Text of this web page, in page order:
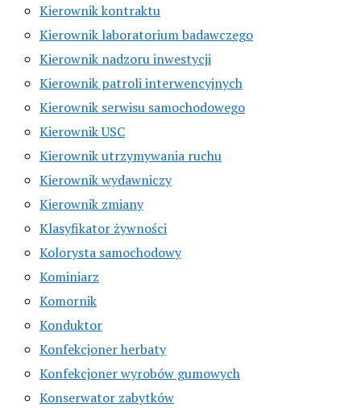
Kierownik kontraktu
Kierownik laboratorium badawczego
Kierownik nadzoru inwestycji
Kierownik patroli interwencyjnych
Kierownik serwisu samochodowego
Kierownik USC
Kierownik utrzymywania ruchu
Kierownik wydawniczy
Kierownik zmiany
Klasyfikator żywności
Kolorysta samochodowy
Kominiarz
Komornik
Konduktor
Konfekcjoner herbaty
Konfekcjoner wyrobów gumowych
Konserwator zabytków